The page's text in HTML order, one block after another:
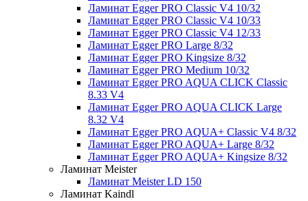
Ламинат Egger PRO Classic V4 10/32
Ламинат Egger PRO Classic V4 10/33
Ламинат Egger PRO Classic V4 12/33
Ламинат Egger PRO Large 8/32
Ламинат Egger PRO Kingsize 8/32
Ламинат Egger PRO Medium 10/32
Ламинат Egger PRO AQUA CLICK Classic
8.33 V4
Ламинат Egger PRO AQUA CLICK Large
8.32 V4
Ламинат Egger PRO AQUA+ Classic V4 8/32
Ламинат Egger PRO AQUA+ Large 8/32
Ламинат Egger PRO AQUA+ Kingsize 8/32
Ламинат Meister
Ламинат Meister LD 150
Ламинат Kaindl